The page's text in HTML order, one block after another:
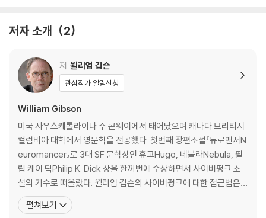
저자 소개 2
저 윌리엄 깁슨
관심작가 알림신청
William Gibson
미국 사우스캐롤라이나 주 콘웨이에서 태어났으며 캐나다 브리티시
컬럼비아 대학에서 영문학을 전공했다. 첫번째 장편소설『뉴로맨서N
euromancer』로 3대 SF 문학상인 휴고Hugo, 네불라Nebula, 필
립 케이 딕Philip K. Dick 상을 한꺼번에 수상하면서 사이버펑크 소
설의 기수로 떠올랐다. 윌리엄 깁슨의 사이버펑크에 대한 접근법은
사이버펑크 소설의 양대 산맥인 브루스 스털링이 정치적이고 하드 S
F 적인 성격이 강한 것과 대조를 이룬다. 그의 작품들은 가상의 실체
펼쳐보기